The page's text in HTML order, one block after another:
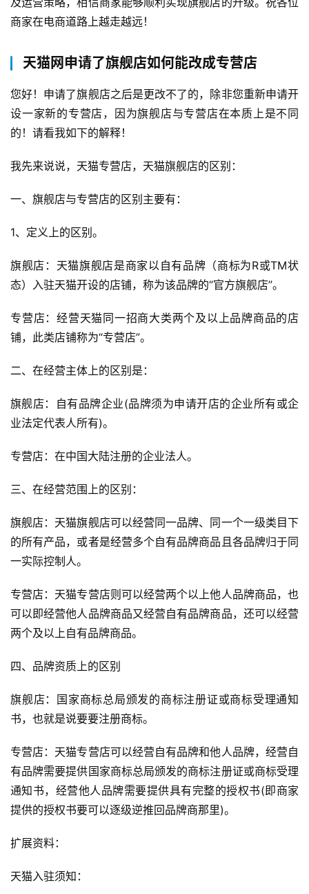
商家在电商道路上越走越远！
天猫网申请了旗舰店如何能改成专营店
您好！申请了旗舰店之后是更改不了的，除非您重新申请开
设一家新的专营店，因为旗舰店与专营店在本质上是不同
的！请看我如下的解释！
我先来说说，天猫专营店，天猫旗舰店的区别：
一、旗舰店与专营店的区别主要有：
1、定义上的区别。
旗舰店：天猫旗舰店是商家以自有品牌（商标为R或TM状
态）入驻天猫开设的店铺，称为该品牌的“官方旗舰店”。
专营店：经营天猫同一招商大类两个及以上品牌商品的店
铺，此类店铺称为“专营店”。
二、在经营主体上的区别是：
旗舰店：自有品牌企业(品牌须为申请开店的企业所有或企
业法定代表人所有)。
专营店：在中国大陆注册的企业法人。
三、在经营范围上的区别：
旗舰店：天猫旗舰店可以经营同一品牌、同一个一级类目下
的所有产品，或者是经营多个自有品牌商品且各品牌归于同
一实际控制人。
专营店：天猫专营店则可以经营两个以上他人品牌商品，也
可以即经营他人品牌商品又经营自有品牌商品，还可以经营
两个及以上自有品牌商品。
四、品牌资质上的区别
旗舰店：国家商标总局颁发的商标注册证或商标受理通知
书，也就是说要要注册商标。
专营店：天猫专营店可以经营自有品牌和他人品牌，经营自
有品牌需要提供国家商标总局颁发的商标注册证或商标受理
通知书，经营他人品牌需要提供具有完整的授权书(即商家
提供的授权书要可以逐级逆推回品牌商那里)。
扩展资料：
天猫入驻须知：